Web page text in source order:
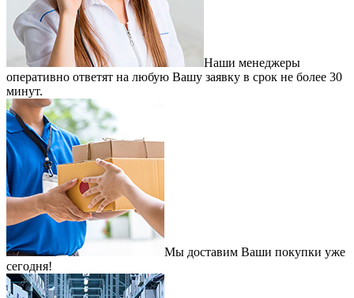
Наши менеджеры
оперативно ответят на любую Вашу заявку в срок не более 30
минут.
Мы доставим Ваши покупки уже
сегодня!